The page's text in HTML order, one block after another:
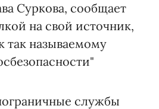
Суркова, сообщает
на свой источник,
так называемому
службы